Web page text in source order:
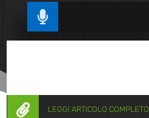

 LEGGI ARTICOLO COMPLETO